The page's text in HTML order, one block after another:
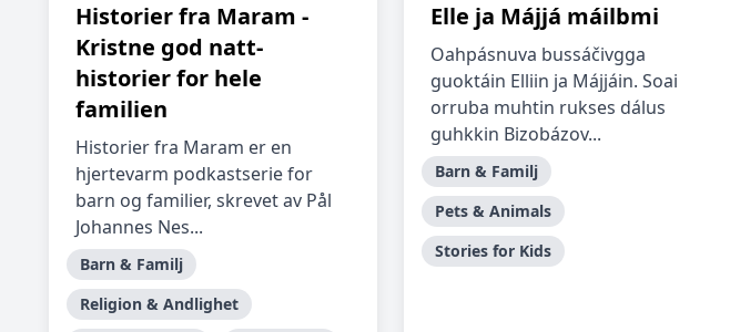
Historier fra Maram -
Kristne god natt-
historier for hele
familien
Historier fra Maram er en
hjertevarm podkastserie for
barn og familier, skrevet av Pål
Johannes Nes...
Barn & Familj
Religion & Andlighet
Elle ja Májjá máilbmi
Oahpásnuva bussáčivgga
guoktáin Elliin ja Májjáin. Soai
orruba muhtin rukses dálus
guhkkin Bizobázov...
Barn & Familj
Pets & Animals
Stories for Kids